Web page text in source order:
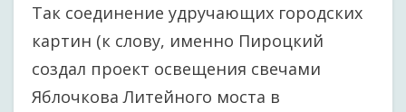
Так соединение удручающих городских
картин (к слову, именно Пироцкий
создал проект освещения свечами
Яблочкова Литейного моста в